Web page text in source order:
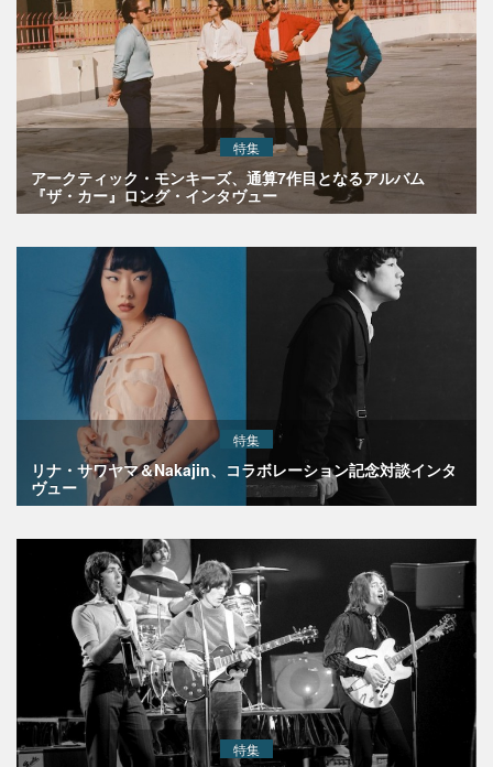
特集
アークティック・モンキーズ、通算7作目となるアルバム
『ザ・カー』ロング・インタヴュー
特集
リナ・サワヤマ＆Nakajin、コラボレーション記念対談インタ
ヴュー
特集